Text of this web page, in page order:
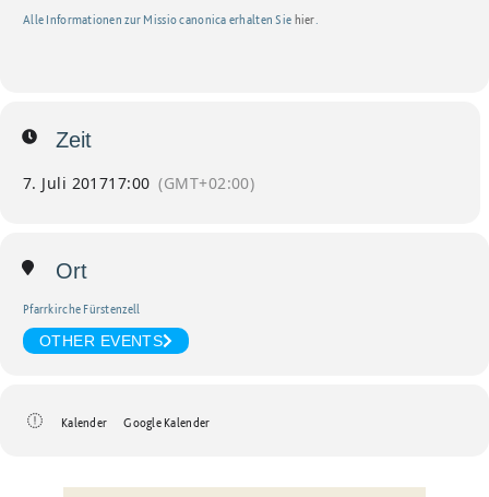
Alle Informationen zur Missio canonica erhalten Sie hier.
Zeit
7. Juli 201717:00 (GMT+02:00)
Ort
Pfarrkirche Fürstenzell
OTHER EVENTS
Kalender Google Kalender